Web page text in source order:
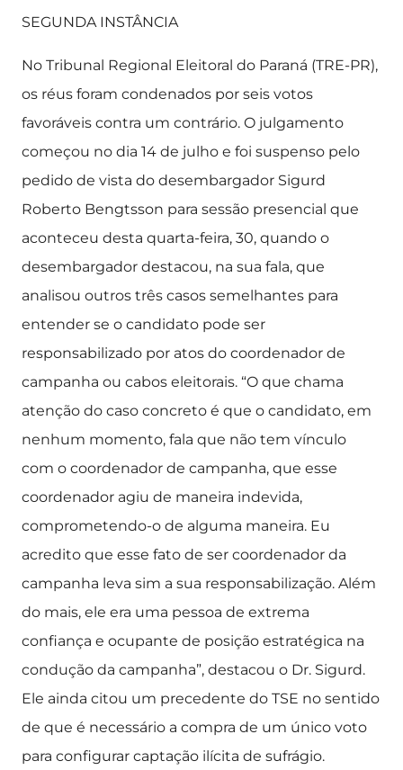
SEGUNDA INSTÂNCIA
No Tribunal Regional Eleitoral do Paraná (TRE-PR),
os réus foram condenados por seis votos
favoráveis contra um contrário. O julgamento
começou no dia 14 de julho e foi suspenso pelo
pedido de vista do desembargador Sigurd
Roberto Bengtsson para sessão presencial que
aconteceu desta quarta-feira, 30, quando o
desembargador destacou, na sua fala, que
analisou outros três casos semelhantes para
entender se o candidato pode ser
responsabilizado por atos do coordenador de
campanha ou cabos eleitorais. “O que chama
atenção do caso concreto é que o candidato, em
nenhum momento, fala que não tem vínculo
com o coordenador de campanha, que esse
coordenador agiu de maneira indevida,
comprometendo-o de alguma maneira. Eu
acredito que esse fato de ser coordenador da
campanha leva sim a sua responsabilização. Além
do mais, ele era uma pessoa de extrema
confiança e ocupante de posição estratégica na
condução da campanha”, destacou o Dr. Sigurd.
Ele ainda citou um precedente do TSE no sentido
de que é necessário a compra de um único voto
para configurar captação ilícita de sufrágio.